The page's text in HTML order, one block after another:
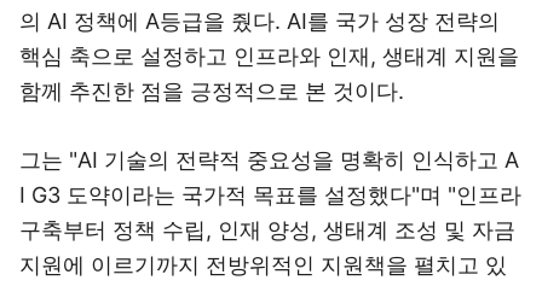
의 AI 정책에 A등급을 줬다. AI를 국가 성장 전략의
핵심 축으로 설정하고 인프라와 인재, 생태계 지원을
함께 추진한 점을 긍정적으로 본 것이다.
그는 "AI 기술의 전략적 중요성을 명확히 인식하고 A
I G3 도약이라는 국가적 목표를 설정했다"며 "인프라
구축부터 정책 수립, 인재 양성, 생태계 조성 및 자금
지원에 이르기까지 전방위적인 지원책을 펼치고 있